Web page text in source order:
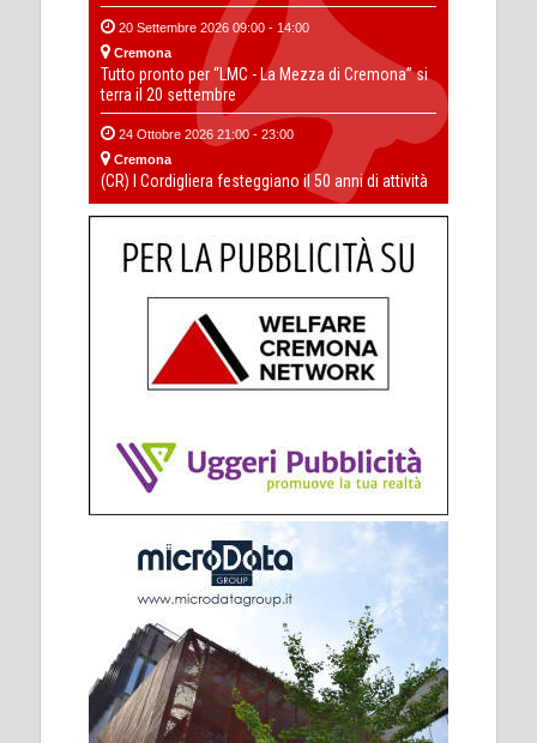
20 Settembre 2026 09:00 - 14:00
Cremona
Tutto pronto per “LMC - La Mezza di Cremona” si
terra il 20 settembre
24 Ottobre 2026 21:00 - 23:00
Cremona
(CR) I Cordigliera festeggiano il 50 anni di attività